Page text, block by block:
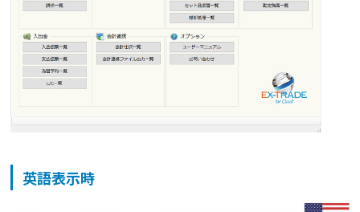
英語表示時